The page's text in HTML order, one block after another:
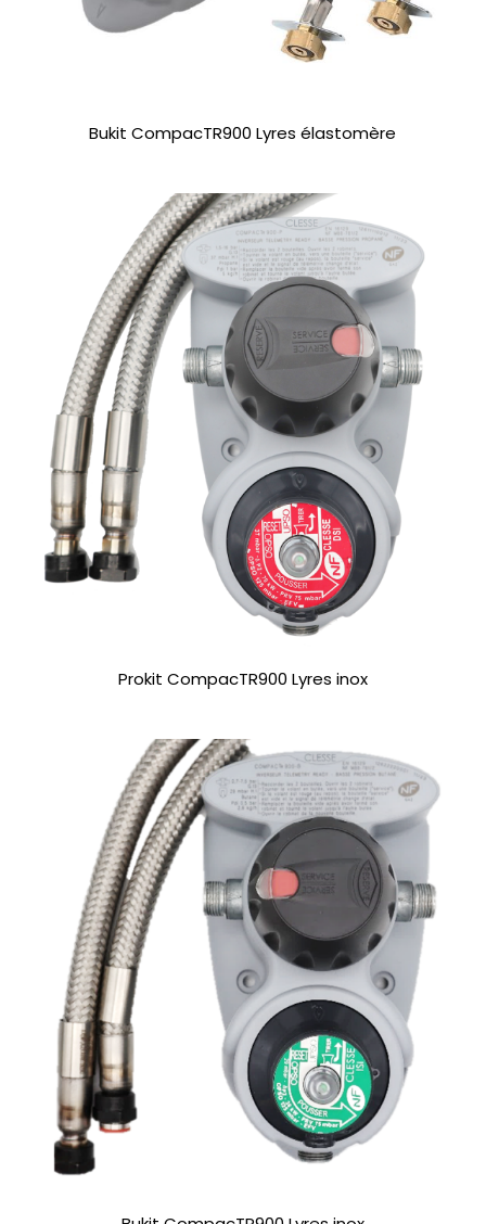
Bukit CompacTR900 Lyres élastomère
Prokit CompacTR900 Lyres inox